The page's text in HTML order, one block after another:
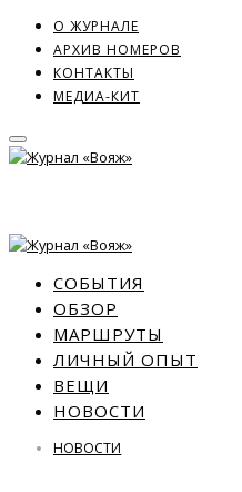
О ЖУРНАЛЕ
АРХИВ НОМЕРОВ
КОНТАКТЫ
МЕДИА-КИТ
СОБЫТИЯ
ОБЗОР
МАРШРУТЫ
ЛИЧНЫЙ ОПЫТ
ВЕЩИ
НОВОСТИ
НОВОСТИ